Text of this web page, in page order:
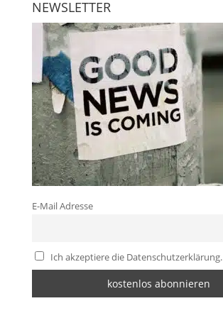
NEWSLETTER
E-Mail Adresse
Ich akzeptiere die Datenschutzerklärung.